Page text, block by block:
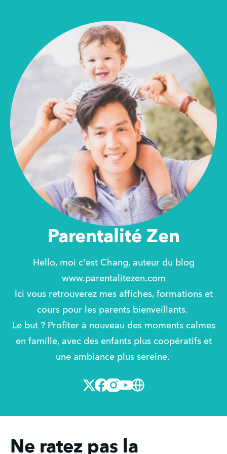
Parentalité Zen
Hello, moi c'est Chang, auteur du blog
www.parentalitezen.com
Ici vous retrouverez mes affiches, formations et
cours pour les parents bienveillants.
Le but ? Profiter à nouveau des moments calmes
en famille, avec des enfants plus coopératifs et
une ambiance plus sereine.
X Facebook
Instagram
Youtube
Website
Ne ratez pas la